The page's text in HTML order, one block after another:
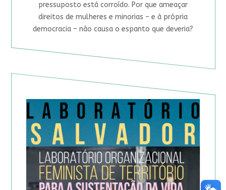
pressuposto está corroído. Por que ameaçar
direitos de mulheres e minorias – e à própria
democracia – não causa o espanto que deveria?